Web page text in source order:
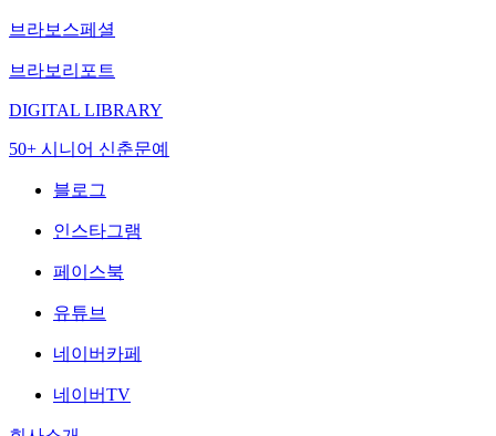
브라보스페셜
브라보리포트
DIGITAL LIBRARY
50+ 시니어 신춘문예
블로그
인스타그램
페이스북
유튜브
네이버카페
네이버TV